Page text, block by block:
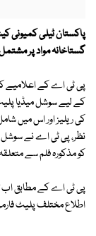
پاکستان ٹیلی کمیونی
گستاخانہ مواد پر
پی ٹی اے کے اعلامیے
کے لیے سوشل میڈیا
کی ریلیز اور اس میں
نظر، پی ٹی اے نے سوشل
کو مذکورہ فلم سے
اطلاع مختلف پلیٹ